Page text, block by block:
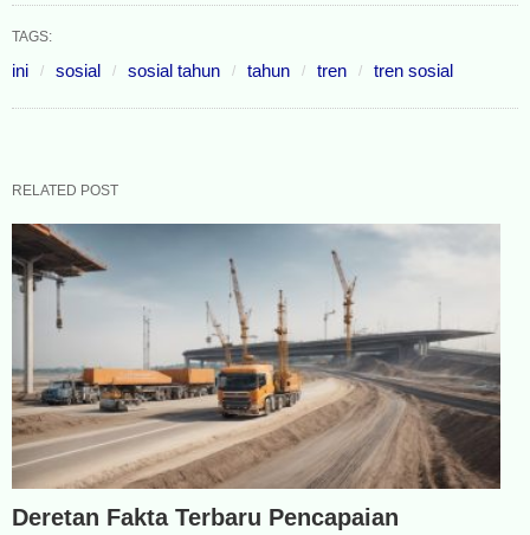
TAGS:
ini sosial sosial tahun tahun tren tren sosial
RELATED POST
Deretan Fakta Terbaru Pencapaian